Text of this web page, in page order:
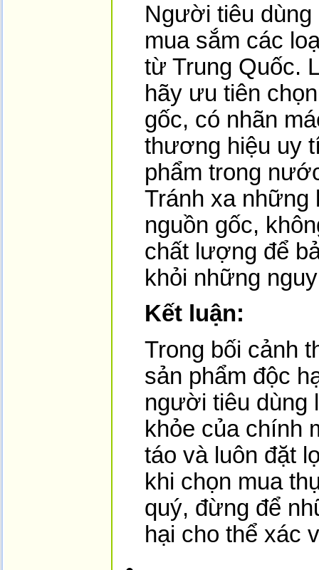
Người tiêu
mua sắm các
từ Trung Quốc.
hãy ưu tiên
gốc, có nhãn
thương hiệu uy
phẩm trong
Tránh xa những
nguồn gốc,
chất lượng để
khỏi những
Kết luận:
Trong bối cảnh
sản phẩm độc
người tiêu dùng
khỏe của chính
táo và luôn đặt
khi chọn mua
quý, đừng để
hại cho thể xác